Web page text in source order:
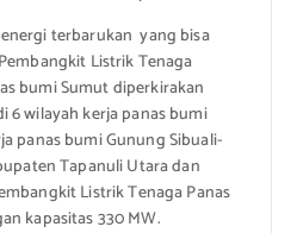
terbarukan yang bisa
Listrik Tenaga
bumi Sumut diperkirakan
6 wilayah kerja panas bumi
panas bumi Gunung Sibuali-
Tapanuli Utara dan
Listrik Tenaga Panas
kapasitas 330 MW.